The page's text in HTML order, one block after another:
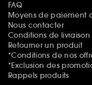
FAQ
Moyens de paiement
Nous contacter
Conditions de livraison
Retourner un produit
*Conditions de nos
*Exclusion des
Rappels produits